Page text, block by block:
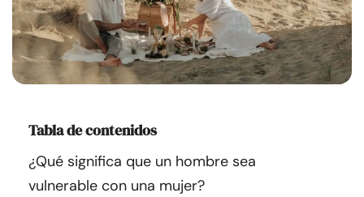
Recursos
Comunidad
Encuentra un terapeuta
Idioma
Tabla de contenidos
¿Qué significa que un hombre sea
vulnerable con una mujer?